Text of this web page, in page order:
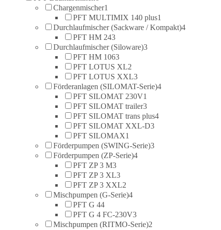
Chargenmischer1
PFT MULTIMIX 140 plus1
Durchlaufmischer (Sackware / Kompakt)4
PFT HM 243
Durchlaufmischer (Siloware)3
PFT HM 1063
PFT LOTUS XL2
PFT LOTUS XXL3
Förderanlagen (SILOMAT-Serie)4
PFT SILOMAT 230V1
PFT SILOMAT trailer3
PFT SILOMAT trans plus4
PFT SILOMAT XXL-D3
PFT SILOMAX1
Förderpumpen (SWING-Serie)3
Förderpumpen (ZP-Serie)4
PFT ZP 3 M3
PFT ZP 3 XL3
PFT ZP 3 XXL2
Mischpumpen (G-Serie)4
PFT G 44
PFT G 4 FC-230V3
Mischpumpen (RITMO-Serie)2